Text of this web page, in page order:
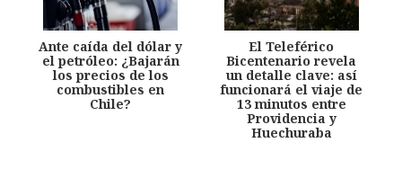
Ante caída del dólar y
el petróleo: ¿Bajarán
los precios de los
combustibles en
Chile?
El Teleférico
Bicentenario revela
un detalle clave: así
funcionará el viaje de
13 minutos entre
Providencia y
Huechuraba